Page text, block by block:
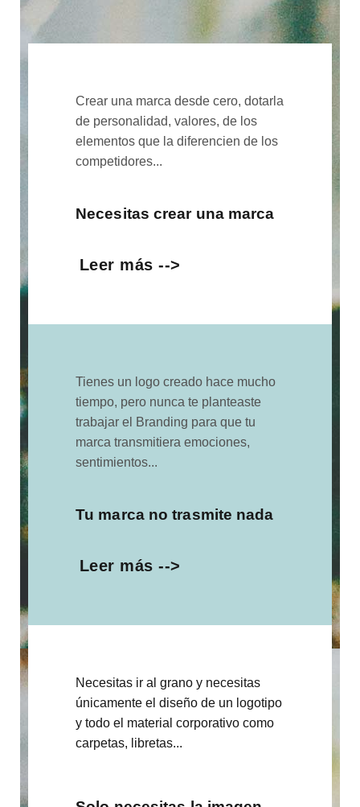
Crear una marca desde cero, dotarla
de personalidad, valores, de los
elementos que la diferencien de los
competidores...
Necesitas crear una marca
Leer más -->
Tienes un logo creado hace mucho
tiempo, pero nunca te planteaste
trabajar el Branding para que tu
marca transmitiera emociones,
sentimientos...
Tu marca no trasmite nada
Leer más -->
Necesitas ir al grano y necesitas
únicamente el diseño de un logotipo
y todo el material corporativo como
carpetas, libretas...